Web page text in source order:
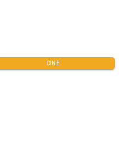
CINE